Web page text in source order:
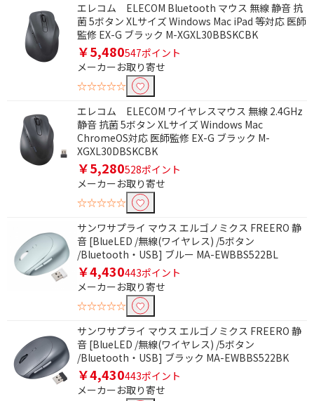
エレコム ELECOM Bluetooth マウス 無線 静音 抗
菌 5ボタン XLサイズ Windows Mac iPad 等対応 医師
監修 EX-G ブラック M-XGXL30BBSKCBK
￥5,480547ポイント
メーカーお取り寄せ
☆☆☆☆☆
エレコム ELECOM ワイヤレスマウス 無線 2.4GHz
静音 抗菌 5ボタン XLサイズ Windows Mac
ChromeOS対応 医師監修 EX-G ブラック M-
XGXL30DBSKCBK
￥5,280528ポイント
メーカーお取り寄せ
☆☆☆☆☆
サンワサプライ マウス エルゴノミクス FREERO 静
音 [BlueLED /無線(ワイヤレス) /5ボタン
/Bluetooth・USB] ブルー MA-EWBBS522BL
￥4,430443ポイント
メーカーお取り寄せ
☆☆☆☆☆
サンワサプライ マウス エルゴノミクス FREERO 静
音 [BlueLED /無線(ワイヤレス) /5ボタン
/Bluetooth・USB] ブラック MA-EWBBS522BK
￥4,430443ポイント
メーカーお取り寄せ
容量で絞り込む
16GB
32GB
64GB
250GB
1TB
6TB～7TB未満
4TB～5TB未満
2TB～3TB未満
1TB～2TB未満
501GB～600GB
301GB～500GB
口数で絞り込む
1個口
2個口
3個口
6個口
種類で絞り込む
iPad
iPad Air
LANケーブル
LAN延長・変換コネク